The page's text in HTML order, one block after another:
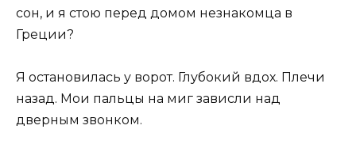
сон, и я стою перед домом незнакомца в
Греции?
Я остановилась у ворот. Глубокий вдох. Плечи
назад. Мои пальцы на миг зависли над
дверным звонком.